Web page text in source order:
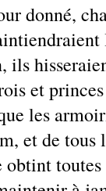
donné,
ils
et
les
et de